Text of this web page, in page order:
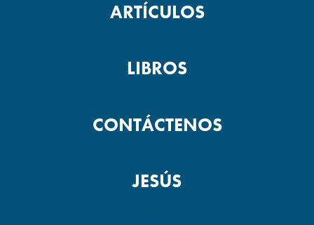
ARTÍCULOS
LIBROS
CONTÁCTENOS
JESÚS